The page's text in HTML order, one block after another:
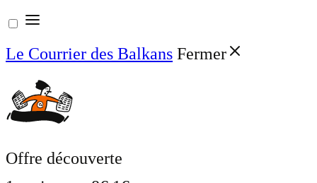
Aller
au
contenu
Le Courrier des Balkans Fermer
Offre découverte